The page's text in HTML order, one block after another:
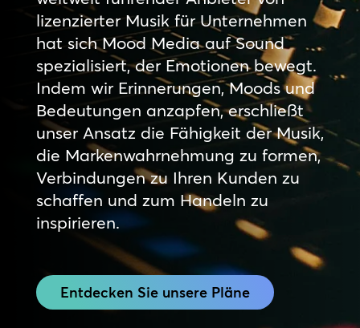
lizenzierter Musik für Unternehmen
hat sich Mood Media auf Sound
spezialisiert, der Emotionen bewegt.
Indem wir Erinnerungen, Moods und
Bedeutungen anzapfen, erschließt
unser Ansatz die Fähigkeit der Musik,
die Markenwahrnehmung zu formen,
Verbindungen zu Ihren Kunden zu
schaffen und zum Handeln zu
inspirieren.
Entdecken Sie unsere Pläne